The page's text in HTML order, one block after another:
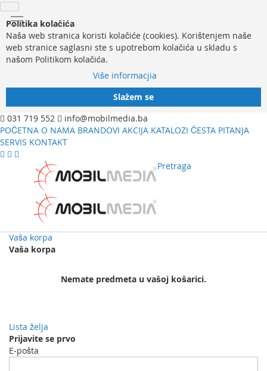
Politika kolačića
Naša web stranica koristi kolačiće (cookies). Korištenjem naše
web stranice saglasni ste s upotrebom kolačića u skladu s
našom Politikom kolačića.
Više informacjia
Slažem se
031 719 552
info@mobilmedia.ba
POČETNA O NAMA BRANDOVI AKCIJA KATALOZI ČESTA PITANJA
SERVIS KONTAKT
Pretraga
Vaša korpa
Vaša korpa
Nemate predmeta u vašoj košarici.
Lista želja
Prijavite se prvo
E-pošta